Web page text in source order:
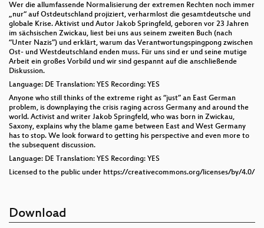
Wer die allumfassende Normalisierung der extremen Rechten noch immer
„nur“ auf Ostdeutschland projiziert, verharmlost die gesamtdeutsche und
globale Krise. Aktivist und Autor Jakob Springfeld, geboren vor 23 Jahren
im sächsischen Zwickau, liest bei uns aus seinem zweiten Buch (nach
“Unter Nazis”) und erklärt, warum das Verantwortungspingpong zwischen
Ost- und Westdeutschland enden muss. Für uns sind er und seine mutige
Arbeit ein großes Vorbild und wir sind gespannt auf die anschließende
Diskussion.
Language: DE Translation: YES Recording: YES
Anyone who still thinks of the extreme right as “just” an East German
problem, is downplaying the crisis raging across Germany and around the
world. Activist and writer Jakob Springfeld, who was born in Zwickau,
Saxony, explains why the blame game between East and West Germany
has to stop. We look forward to getting his perspective and even more to
the subsequent discussion.
Language: DE Translation: YES Recording: YES
Licensed to the public under https://creativecommons.org/licenses/by/4.0/
Download